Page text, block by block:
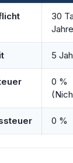
30
5
0 %
0 %